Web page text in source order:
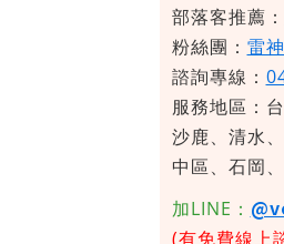
部落客推薦：
粉絲團： 雷
諮詢專線：
服務地區：
沙鹿、清水
中區、石岡
加LINE：
(有免費線上